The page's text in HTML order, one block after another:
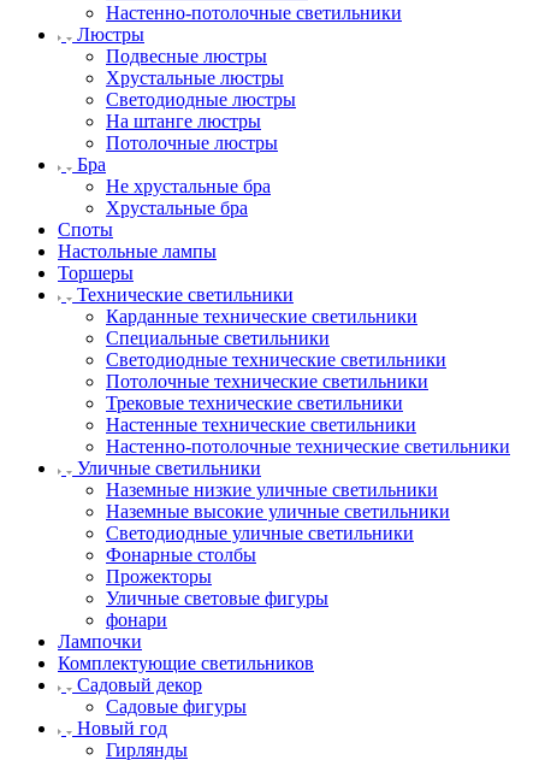
Настенно-потолочные светильники
Люстры
Подвесные люстры
Хрустальные люстры
Светодиодные люстры
На штанге люстры
Потолочные люстры
Бра
Не хрустальные бра
Хрустальные бра
Споты
Настольные лампы
Торшеры
Технические светильники
Карданные технические светильники
Специальные светильники
Светодиодные технические светильники
Потолочные технические светильники
Трековые технические светильники
Настенные технические светильники
Настенно-потолочные технические светильники
Уличные светильники
Наземные низкие уличные светильники
Наземные высокие уличные светильники
Светодиодные уличные светильники
Фонарные столбы
Прожекторы
Уличные световые фигуры
фонари
Лампочки
Комплектующие светильников
Садовый декор
Садовые фигуры
Новый год
Гирлянды